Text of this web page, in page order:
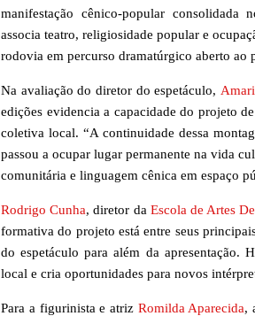
manifestação cênico-popular consolidada
associa teatro, religiosidade popular e
rodovia em percurso dramatúrgico aberto
Na avaliação do diretor do espetáculo,
edições evidencia a capacidade do projeto
coletiva local. “A continuidade dessa
passou a ocupar lugar permanente na vida
comunitária e linguagem cênica em espaço
Rodrigo Cunha, diretor da Escola de Artes
formativa do projeto está entre seus
do espetáculo para além da apresentação.
local e cria oportunidades para novos
Para a figurinista e atriz Romilda Aparecida,